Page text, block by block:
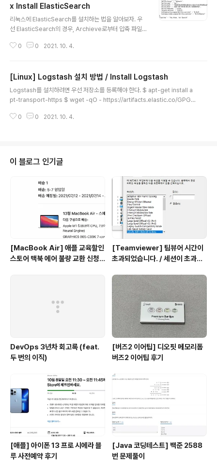
x Install ElasticSearch
리눅스에 ElasticSearch를 설치하는 법을 알아보자. 우
선 ElasticSearch의 경우, Archieve로부터 압축 파일을
은 Archieve로부터 압축 파일을 내려 받는 방법을 알아보
asticsearch/elasticsearch-7.15.0-linux-x86_64.t
ar.gz $ wget https://artifacts.elastic.co/downloa
ds/elasticsearch/elasticsearch-7.15.0-linux-x86
0 0 2021. 10. 4.
[Linux] Logstash 설치 방법 / Install Logstash
Logstash를 설치하려면 우선 저장소를 등록해야 한다. $ apt-get install a
pt-transport-https $ wget -qO - https://artifacts.elastic.co/GPG-
cts.elastic.co/packages/7.x/apt stable main" | sudo tee -a /etc/ap
0 0 2021. 10. 4.
이 블로그 인기글
[MacBook Air] 애플 교육할인
스토어 맥북 에어 불량 교환 신청
[Teamviewer] 팀뷰어 시간이
초과되었습니다. / 세션이 초과되
DevOps 3년차 회고록 (feat.
두 번의 이직)
[버즈2 이어팁] 디오핏 메모리폼
버즈2 이어팁 후기
[애플] 아이폰 13 프로 시에라 블
루 사전예약 후기
[Java 코딩테스트] 백준 2588
번 문제풀이